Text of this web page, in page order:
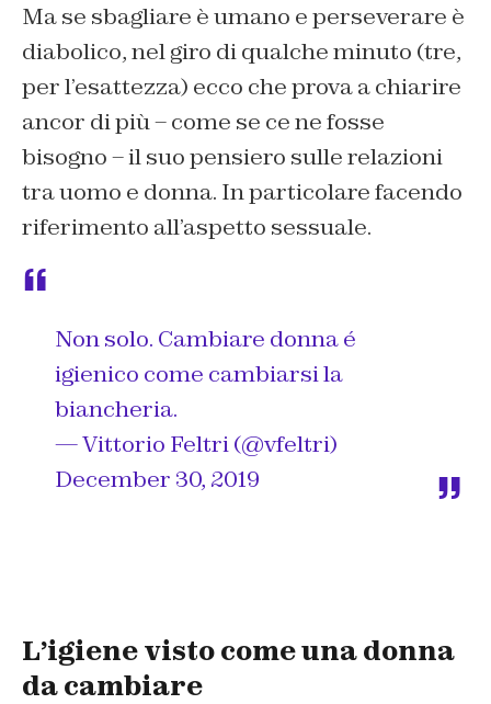
Ma se sbagliare è umano e perseverare è
diabolico, nel giro di qualche minuto (tre,
per l’esattezza) ecco che prova a chiarire
ancor di più – come se ce ne fosse
bisogno – il suo pensiero sulle relazioni
tra uomo e donna. In particolare facendo
riferimento all’aspetto sessuale.
Non solo. Cambiare donna é
igienico come cambiarsi la
biancheria.
— Vittorio Feltri (@vfeltri)
December 30, 2019
L’igiene visto come una donna
da cambiare